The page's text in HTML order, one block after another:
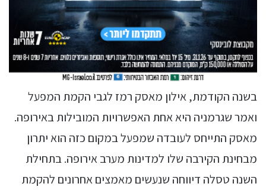
בשנה הקודמת, אילון מאסק רמז לגבי הקמת המפעל
ואמר שגרמניה היא אחת האפשרויות המובילות באירופה.
מאסק התייחס לעובדה שמפעל במקום כזה הוא יתרון
מבחינת הקירבה שלו למדינות מערב אירופה. בתחילת
השנה טסלה דיווחה שנעשים מאמצים אחרונים להקמת